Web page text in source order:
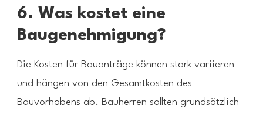
6. Was kostet eine
Baugenehmigung?
Die Kosten für Bauanträge können stark variieren
und hängen von den Gesamtkosten des
Bauvorhabens ab. Bauherren sollten grundsätzlich